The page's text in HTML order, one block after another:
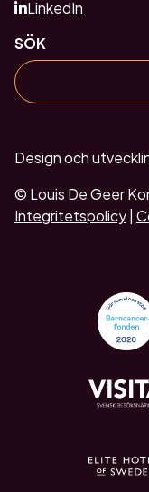
LinkedIn
SÖK
Design och
© Louis De Geer
Integritetspolicy|